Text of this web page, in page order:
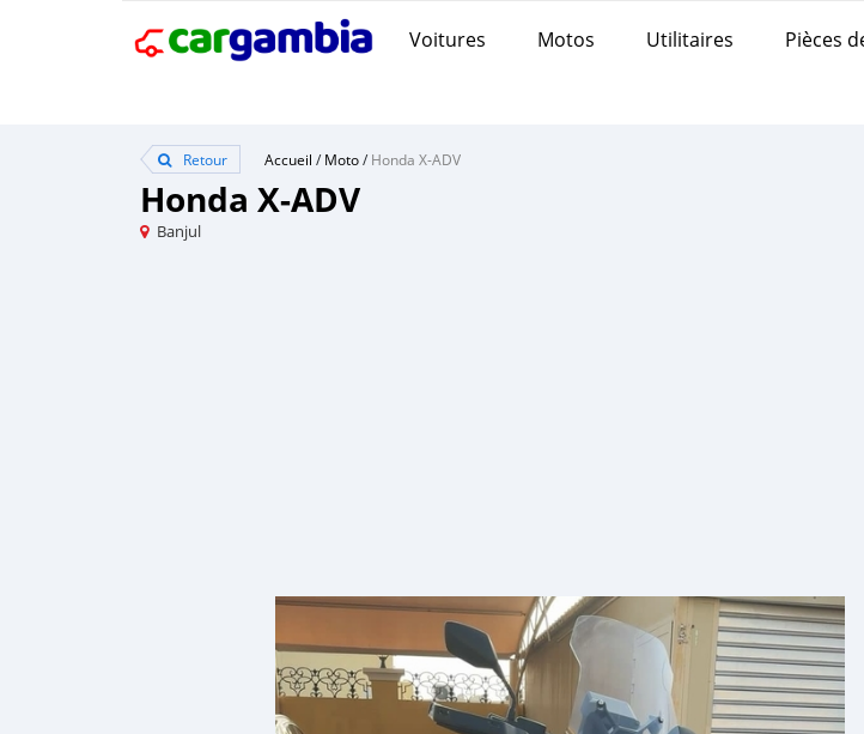
Voitures Motos Utilitaires Pièces
Retour Accueil /Moto/Honda X-ADV
Honda X-ADV
Banjul